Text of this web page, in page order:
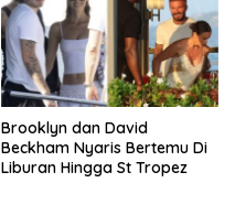
Brooklyn dan David
Beckham Nyaris Bertemu Di
Liburan Hingga St Tropez